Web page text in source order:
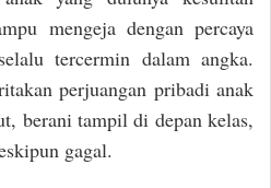
mengeja dengan percaya
tercermin dalam angka.
perjuangan pribadi anak
berani tampil di depan kelas,
gagal.